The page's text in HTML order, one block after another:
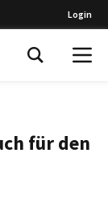
Login
für den